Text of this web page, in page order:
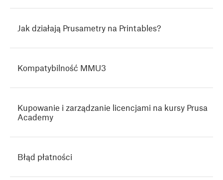
Jak działają Prusametry na Printables?
Kompatybilność MMU3
Kupowanie i zarządzanie licencjami na kursy Prusa
Academy
Błąd płatności